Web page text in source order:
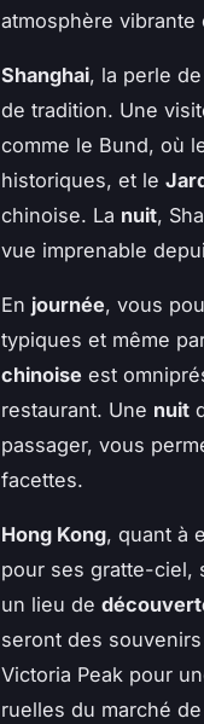
atmosphère
Shanghai, la perle
de tradition. Une
comme le Bund, où
historiques, et le
chinoise. La nuit,
vue imprenable
En journée, vous
typiques et même
chinoise est
restaurant. Une nuit
passager, vous
facettes.
Hong Kong, quant à
pour ses gratte-ciel,
un lieu de
seront des
Victoria Peak pour
ruelles du marché